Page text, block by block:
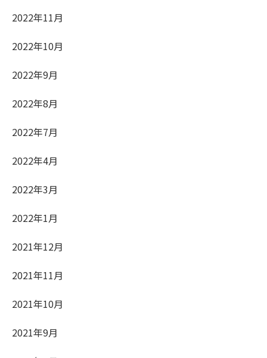
2022年11月
2022年10月
2022年9月
2022年8月
2022年7月
2022年4月
2022年3月
2022年1月
2021年12月
2021年11月
2021年10月
2021年9月